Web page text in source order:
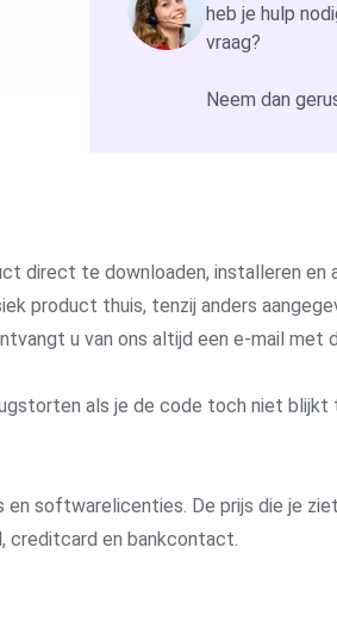
heb je hulp
vraag?
Neem dan
direct te downloaden, installeren
product thuis, tenzij anders
u van ons altijd een e-mail
als je de code toch niet
softwarelicenties. De prijs die je
creditcard en bankcontact.